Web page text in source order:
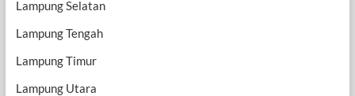
Lampung Selatan
Lampung Tengah
Lampung Timur
Lampung Utara